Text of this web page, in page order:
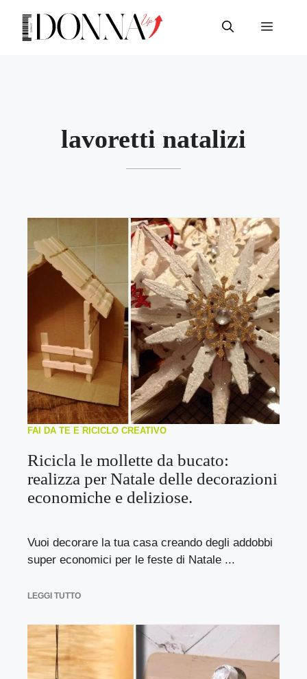
contenuto
Menu
lavoretti natalizi
FAI DA TE E RICICLO CREATIVO
Ricicla le mollette da bucato:
realizza per Natale delle decorazioni
economiche e deliziose.
Vuoi decorare la tua casa creando degli addobbi
super economici per le feste di Natale ...
LEGGI TUTTO